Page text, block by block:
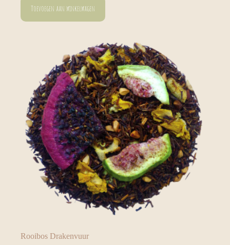
Toevoegen aan winkelwagen
Rooibos Drakenvuur